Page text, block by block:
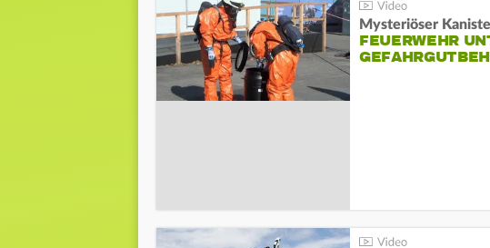
Mysteriöser
FEUERWEHR